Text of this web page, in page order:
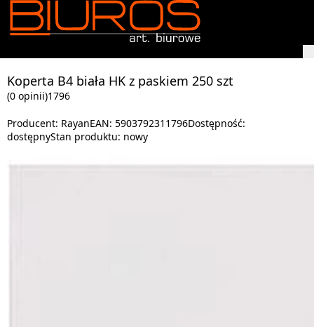
Koperta B4 biała HK z paskiem 250 szt
(0 opinii)1796
Producent: RayanEAN: 5903792311796Dostępność:
dostępnyStan produktu: nowy